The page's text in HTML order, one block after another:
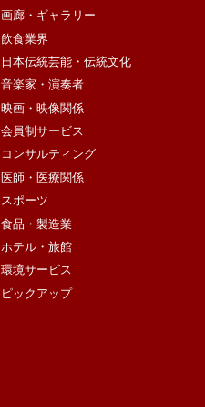
画廊・ギャラリー
飲食業界
日本伝統芸能・伝統文化
音楽家・演奏者
映画・映像関係
会員制サービス
コンサルティング
医師・医療関係
スポーツ
食品・製造業
ホテル・旅館
環境サービス
ピックアップ